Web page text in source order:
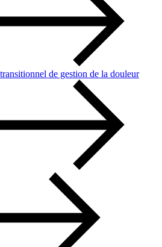
de gestion de la douleur